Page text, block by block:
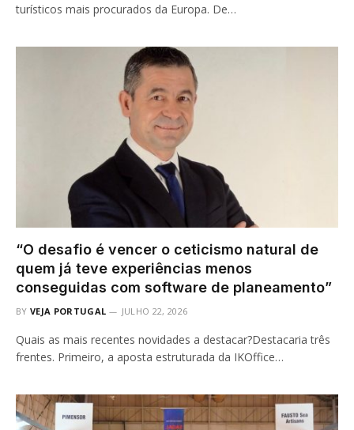
turísticos mais procurados da Europa. De…
“O desafio é vencer o ceticismo natural de
quem já teve experiências menos
conseguidas com software de planeamento”
BY VEJA PORTUGAL JULHO 22, 2026
Quais as mais recentes novidades a destacar?Destacaria três
frentes. Primeiro, a aposta estruturada da IKOffice…